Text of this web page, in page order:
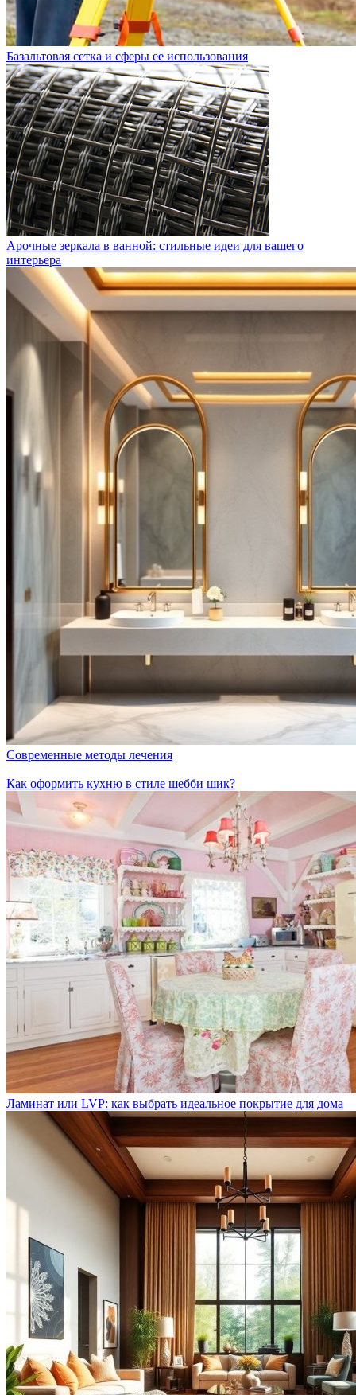
Базальтовая сетка и сферы ее использования
Арочные зеркала в ванной: стильные идеи для вашего
интерьера
Современные методы лечения
Как оформить кухню в стиле шебби шик?
Ламинат или LVP: как выбрать идеальное покрытие для дома